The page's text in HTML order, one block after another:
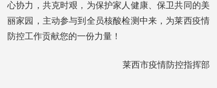
心协力，共克时艰，为保护家人健康、保卫共同的美
丽家园，主动参与到全员核酸检测中来，为莱西疫情
防控工作贡献您的一份力量！
莱西市疫情防控指挥部